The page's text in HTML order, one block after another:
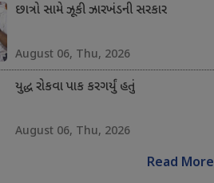
છાત્રો સામે ઝૂકી ઝારખંડની સરકાર
August 06, Thu, 2026
યુદ્ધ રોકવા પાક કરગર્યું હતું
August 06, Thu, 2026
Read More